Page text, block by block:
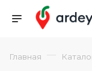
Главная —